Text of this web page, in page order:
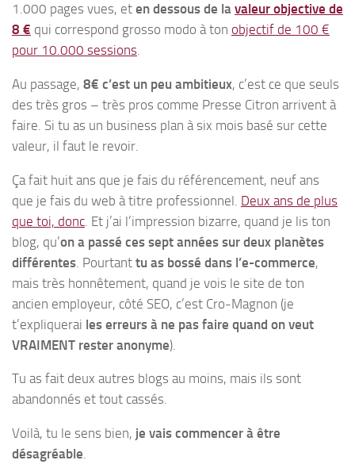
1.000 pages vues, et en dessous de la valeur objective de
8 € qui correspond grosso modo à ton objectif de 100 €
pour 10.000 sessions.
Au passage, 8€ c’est un peu ambitieux, c’est ce que seuls
des très gros – très pros comme Presse Citron arrivent à
faire. Si tu as un business plan à six mois basé sur cette
valeur, il faut le revoir.
Ça fait huit ans que je fais du référencement, neuf ans
que je fais du web à titre professionnel. Deux ans de plus
que toi, donc . Et j’ai l’impression bizarre, quand je lis ton
blog, qu’on a passé ces sept années sur deux planètes
différentes . Pourtant tu as bossé dans l’e-commerce,
mais très honnêtement, quand je vois le site de ton
ancien employeur, côté SEO, c’est Cro-Magnon (je
t’expliquerai les erreurs à ne pas faire quand on veut
VRAIMENT rester anonyme).
Tu as fait deux autres blogs au moins, mais ils sont
abandonnés et tout cassés.
Voilà, tu le sens bien, je vais commencer à être
désagréable